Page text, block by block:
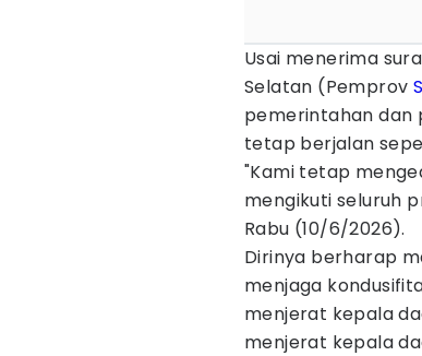
Usai menerima
Selatan (Pemprov
pemerintahan dan
tetap berjalan
"Kami tetap
mengikuti seluruh
Rabu (10/6/2026).
Dirinya berharap
menjaga
menjerat kepala
menjerat kepala